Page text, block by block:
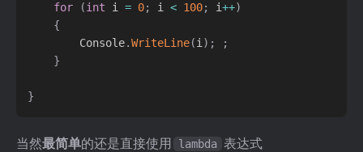
for
(int i = 0; i < 100; i++)
{
        Console
.WriteLine(i) ;
;
}
}
当然最简单的还是直接使用 lambda 表达式